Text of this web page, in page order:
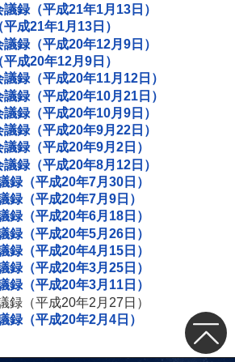
録（平成21年1月13日）
成21年1月13日）
録（平成20年12月9日）
成20年12月9日）
録（平成20年11月12日）
録（平成20年10月21日）
録（平成20年10月9日）
録（平成20年9月22日）
録（平成20年9月2日）
録（平成20年8月12日）
録（平成20年7月30日）
録（平成20年7月9日）
録（平成20年6月18日）
録（平成20年5月26日）
録（平成20年4月15日）
録（平成20年3月25日）
録（平成20年3月11日）
録（平成20年2月27日）
録（平成20年2月4日）